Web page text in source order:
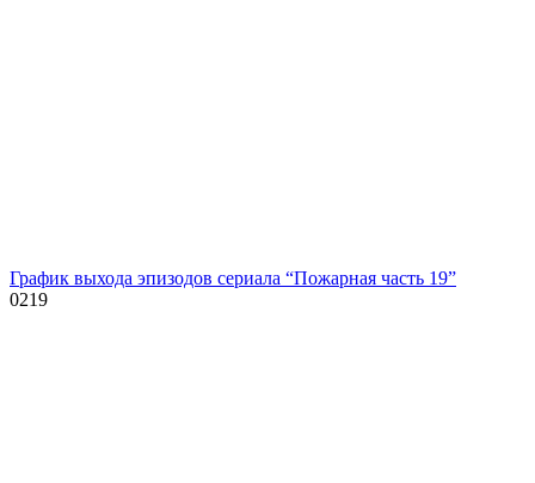
График выхода эпизодов сериала “Пожарная часть 19”
0219